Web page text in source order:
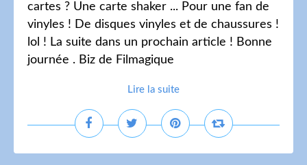
cartes ? Une carte shaker ... Pour une fan de
vinyles ! De disques vinyles et de chaussures !
lol ! La suite dans un prochain article ! Bonne
journée . Biz de Filmagique
Lire la suite